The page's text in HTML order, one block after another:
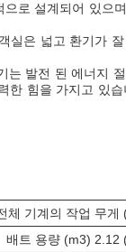
로 설계되어 있으
실은 넓고 환기가
는 발전 된 에너지
한 힘을 가지고 있
체 기계의 작업 무게
배트 용량 (m3) 2.12